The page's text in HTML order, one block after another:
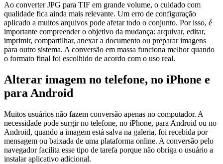
Ao converter JPG para TIF em grande volume, o cuidado com
qualidade fica ainda mais relevante. Um erro de configuração
aplicado a muitos arquivos pode afetar todo o conjunto. Por isso, é
importante compreender o objetivo da mudança: arquivar, editar,
imprimir, compartilhar, anexar a documento ou preparar imagens
para outro sistema. A conversão em massa funciona melhor quando
o formato final foi escolhido de acordo com o uso real.
Alterar imagem no telefone, no iPhone e
para Android
Muitos usuários não fazem conversão apenas no computador. A
necessidade pode surgir no telefone, no iPhone, para Android ou no
Android, quando a imagem está salva na galeria, foi recebida por
mensagem ou baixada de uma plataforma online. A conversão pelo
navegador facilita esse tipo de tarefa porque não obriga o usuário a
instalar aplicativo adicional.